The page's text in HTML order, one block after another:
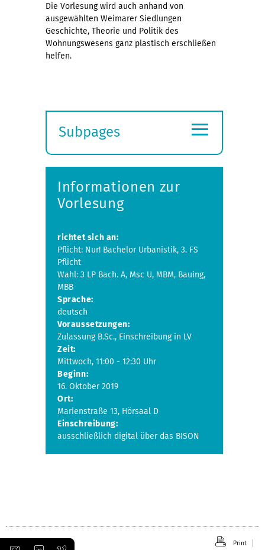
Die Vorlesung wird auch anhand von
ausgewählten Weimarer Siedlungen
Geschichte, Theorie und Politik des
Wohnungswesens ganz plastisch erschließen
helfen.
Subpages
submenu
≡
Informationen zur
Vorlesung
richtet sich an:
Pflicht: Nur! Bachelor Urbanistik, 3. FS
Pflicht
Wahl: 3 LP Bach. A, Msc U, MBM, Bauing,
MBB
Sprache:
deutsch
Voraussetzungen:
Zulassung B.Sc., Einschreibung in LV
Zeit:
Mittwoch, 11:00 - 12:30 Uhr
Beginn:
16. Oktober 2019
Ort:
Marienstraße 13, Hörsaal D
Einschreibung:
ausschließlich digital über das BISON
Print